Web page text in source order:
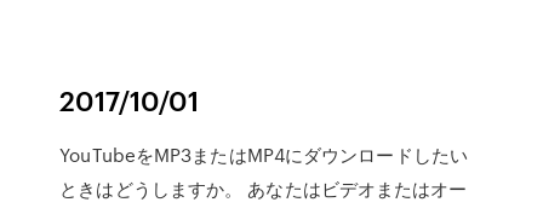
2017/10/01
YouTubeをMP3またはMP4にダウンロードしたい
ときはどうしますか。 あなたはビデオまたはオー